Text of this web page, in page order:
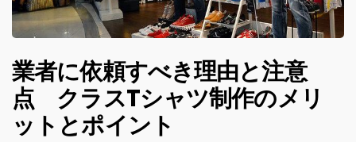
業者に依頼すべき理由と注意
点 クラスTシャツ制作のメリ
ットとポイント